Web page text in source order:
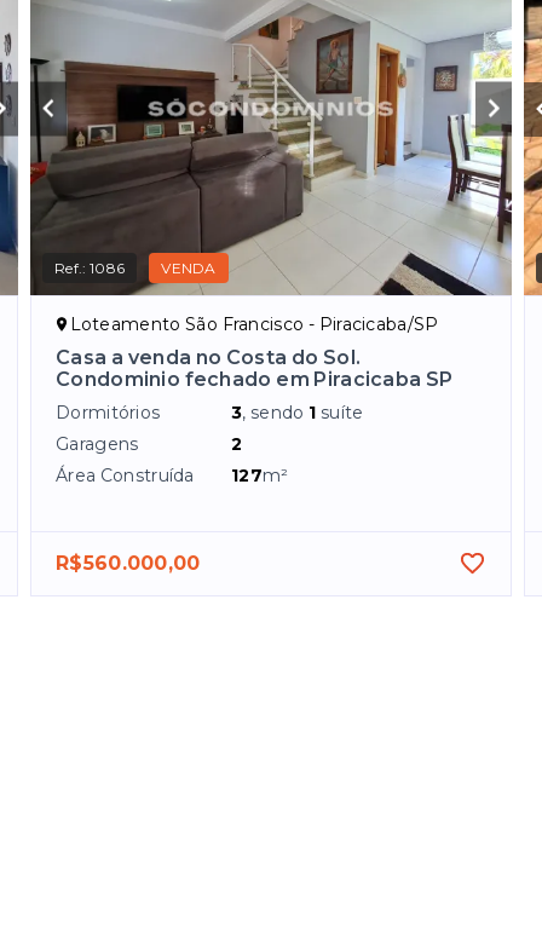
Ref.:1086 VENDA
Loteamento São Francisco - Piracicaba/SP
Casa a venda no Costa do Sol.
Condominio fechado em Piracicaba SP
Dormitórios 3, sendo 1 suíte
Garagens
2
Área Construída
127m²
R$560.000,00